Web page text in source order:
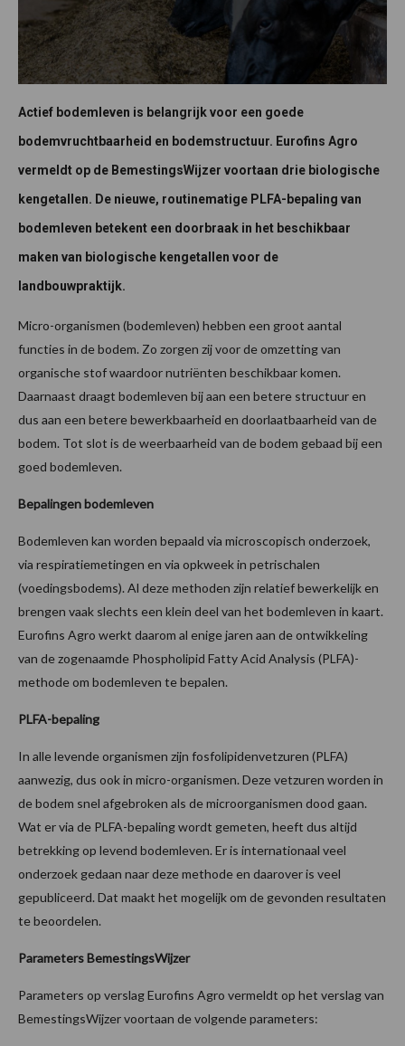
Actief bodemleven is belangrijk voor een goede
bodemvruchtbaarheid en bodemstructuur. Eurofins Agro
vermeldt op de BemestingsWijzer voortaan drie biologische
kengetallen. De nieuwe, routinematige PLFA-bepaling van
bodemleven betekent een doorbraak in het beschikbaar
maken van biologische kengetallen voor de
landbouwpraktijk.
Micro-organismen (bodemleven) hebben een groot aantal
functies in de bodem. Zo zorgen zij voor de omzetting van
organische stof waardoor nutriënten beschikbaar komen.
Daarnaast draagt bodemleven bij aan een betere structuur en
dus aan een betere bewerkbaarheid en doorlaatbaarheid van de
bodem. Tot slot is de weerbaarheid van de bodem gebaad bij een
goed bodemleven.
Bepalingen bodemleven
Bodemleven kan worden bepaald via microscopisch onderzoek,
via respiratiemetingen en via opkweek in petrischalen
(voedingsbodems). Al deze methoden zijn relatief bewerkelijk en
brengen vaak slechts een klein deel van het bodemleven in kaart.
Eurofins Agro werkt daarom al enige jaren aan de ontwikkeling
van de zogenaamde Phospholipid Fatty Acid Analysis (PLFA)-
methode om bodemleven te bepalen.
PLFA-bepaling
In alle levende organismen zijn fosfolipidenvetzuren (PLFA)
aanwezig, dus ook in micro-organismen. Deze vetzuren worden in
de bodem snel afgebroken als de microorganismen dood gaan.
Wat er via de PLFA-bepaling wordt gemeten, heeft dus altijd
betrekking op levend bodemleven. Er is internationaal veel
onderzoek gedaan naar deze methode en daarover is veel
gepubliceerd. Dat maakt het mogelijk om de gevonden resultaten
te beoordelen.
Parameters BemestingsWijzer
Parameters op verslag Eurofins Agro vermeldt op het verslag van
BemestingsWijzer voortaan de volgende parameters: